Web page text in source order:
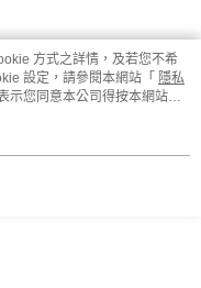
方式之詳情，及若您不希
設定，請參閱本網站「 隱私
示您同意本公司得按本網站使